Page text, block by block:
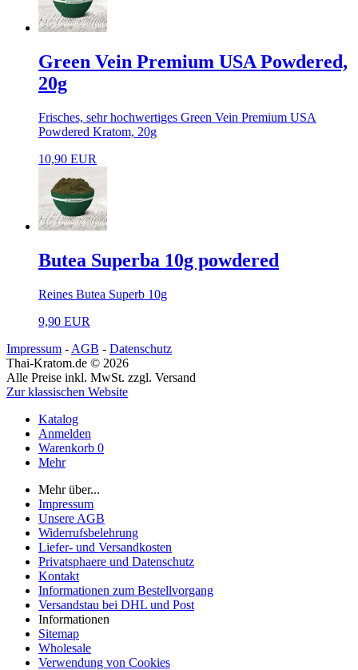
Green Vein Premium USA Powdered,
20g
Frisches, sehr hochwertiges Green Vein Premium USA
Powdered Kratom, 20g
10,90 EUR
Butea Superba 10g powdered
Reines Butea Superb 10g
9,90 EUR
Impressum - AGB - Datenschutz
Thai-Kratom.de © 2026
Alle Preise inkl. MwSt. zzgl. Versand
Zur klassischen Website
Katalog
Anmelden
Warenkorb 0
Mehr
Mehr über...
Impressum
Unsere AGB
Widerrufsbelehrung
Liefer- und Versandkosten
Privatsphaere und Datenschutz
Kontakt
Informationen zum Bestellvorgang
Versandstau bei DHL und Post
Informationen
Sitemap
Wholesale
Verwendung von Cookies